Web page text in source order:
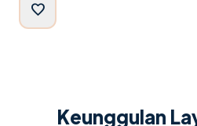
favorite
Keunggulan